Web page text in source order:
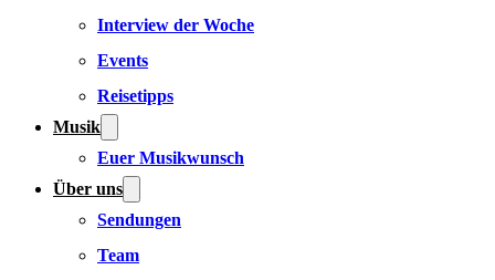
Interview der Woche
Events
Reisetipps
Musik
Euer Musikwunsch
Über uns
Sendungen
Team